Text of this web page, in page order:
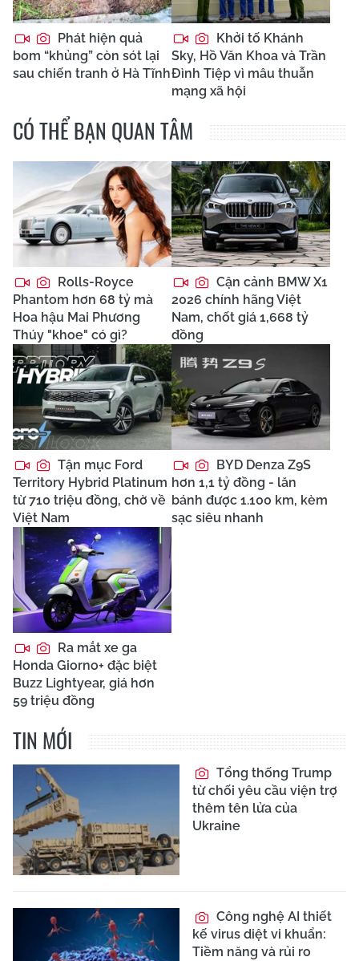
Phát hiện quả
bom “khủng” còn sót lại
sau chiến tranh ở Hà Tĩnh
Khởi tố Khánh
Sky, Hồ Văn Khoa và Trần
Đình Tiệp vì mâu thuẫn
mạng xã hội
CÓ THỂ BẠN QUAN TÂM
Rolls-Royce
Phantom hơn 68 tỷ mà
Hoa hậu Mai Phương
Thúy "khoe" có gì?
Cận cảnh BMW X1
2026 chính hãng Việt
Nam, chốt giá 1,668 tỷ
đồng
Tận mục Ford
Territory Hybrid Platinum
từ 710 triệu đồng, chờ về
Việt Nam
BYD Denza Z9S
hơn 1,1 tỷ đồng - lăn
bánh được 1.100 km, kèm
sạc siêu nhanh
Ra mắt xe ga
Honda Giorno+ đặc biệt
Buzz Lightyear, giá hơn
59 triệu đồng
TIN MỚI
Tổng thống Trump
từ chối yêu cầu viện trợ
thêm tên lửa của
Ukraine
Công nghệ AI thiết
kế virus diệt vi khuẩn:
Tiềm năng và rủi ro